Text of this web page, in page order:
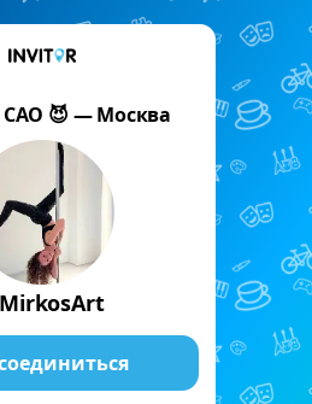
САО 😈 — Москва